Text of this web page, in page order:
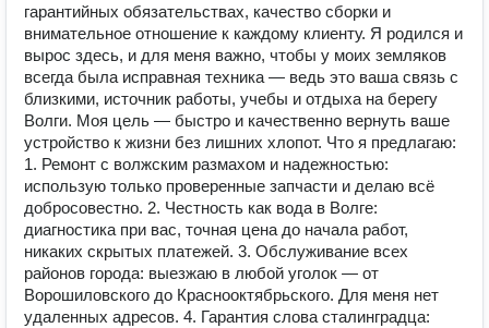
гарантийных обязательствах, качество сборки и
внимательное отношение к каждому клиенту. Я родился и
вырос здесь, и для меня важно, чтобы у моих земляков
всегда была исправная техника — ведь это ваша связь с
близкими, источник работы, учебы и отдыха на берегу
Волги. Моя цель — быстро и качественно вернуть ваше
устройство к жизни без лишних хлопот. Что я предлагаю:
1. Ремонт с волжским размахом и надежностью:
использую только проверенные запчасти и делаю всё
добросовестно. 2. Честность как вода в Волге:
диагностика при вас, точная цена до начала работ,
никаких скрытых платежей. 3. Обслуживание всех
районов города: выезжаю в любой уголок — от
Ворошиловского до Краснооктябрьского. Для меня нет
удаленных адресов. 4. Гарантия слова сталинградца: